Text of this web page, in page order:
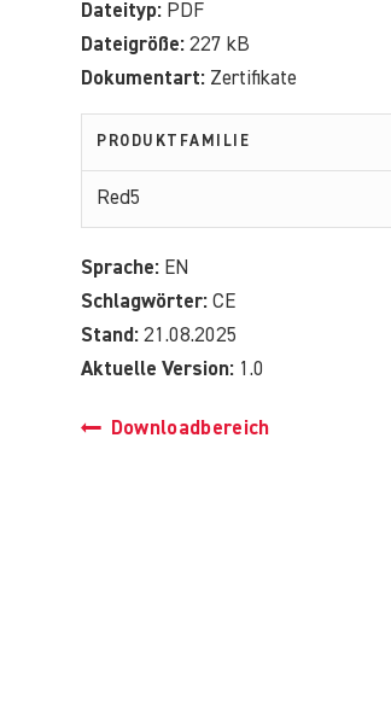
Dateityp: PDF
Dateigröße: 227 kB
Dokumentart: Zertifikate
PRODUKTFAMILIE
Red5
Sprache: EN
Schlagwörter: CE
Stand: 21.08.2025
Aktuelle Version: 1.0
Downloadbereich